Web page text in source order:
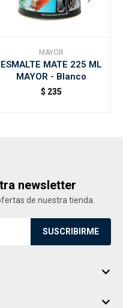
MAYOR
ESMALTE MATE 225 ML
MAYOR - Blanco
$ 235
newsletter
de nuestra tienda.
SUSCRIBIRME